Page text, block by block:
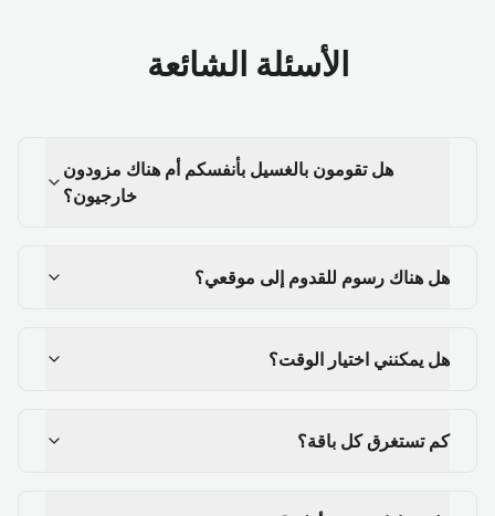
الأسئلة الشائعة
هل تقومون بالغسيل بأنفسكم أم هناك مزودون
خارجيون؟
هل هناك رسوم للقدوم إلى موقعي؟
هل يمكنني اختيار الوقت؟
كم تستغرق كل باقة؟